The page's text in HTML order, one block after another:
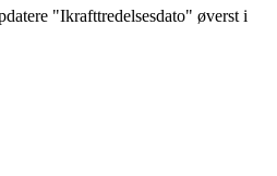
"Ikrafttredelsesdato" øverst i